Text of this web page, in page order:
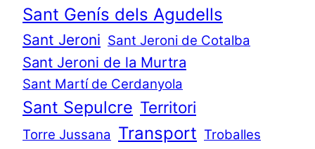
Sant Genís dels Agudells
Sant Jeroni Sant Jeroni de Cotalba
Sant Jeroni de la Murtra
Sant Martí de Cerdanyola
Sant Sepulcre Territori
Torre Jussana Transport Troballes